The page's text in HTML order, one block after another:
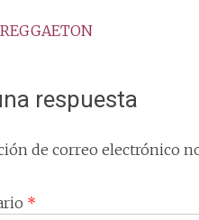
respuesta
de correo electrónico
*